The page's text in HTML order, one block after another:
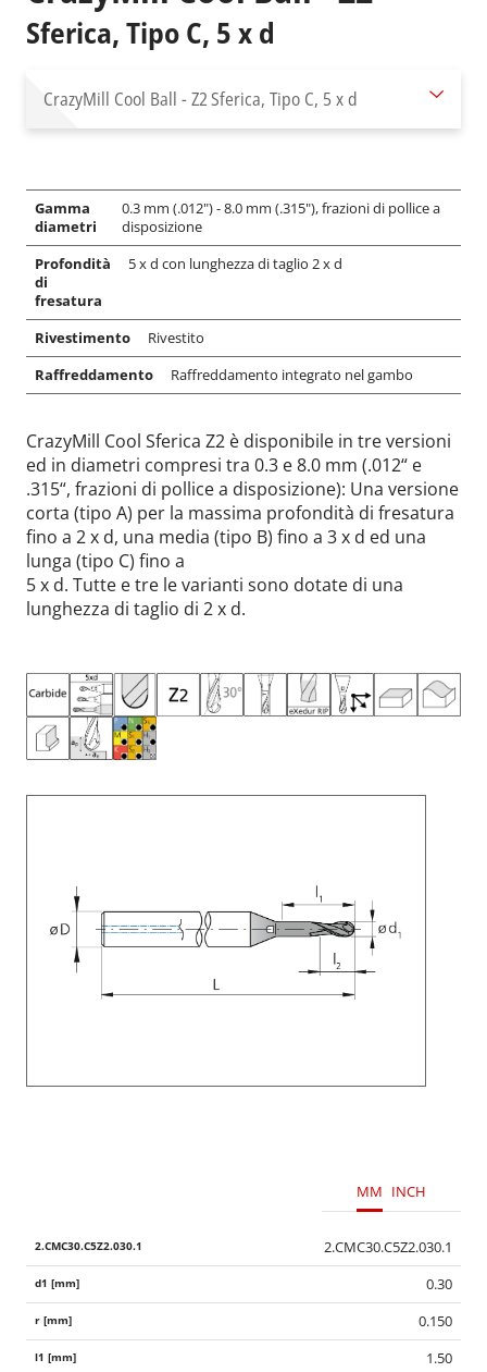
Sferica, Tipo C, 5 x d
CrazyMill Cool Ball - Z2Sferica, Tipo C, 5 x d
Gamma
diametri
0.3 mm (.012") - 8.0 mm (.315"), frazioni di pollice a
disposizione
Profondità
di
fresatura
5 x d con lunghezza di taglio 2 x d
Rivestimento
Rivestito
Raffreddamento
Raffreddamento integrato nel gambo
CrazyMill Cool Sferica Z2 è disponibile in tre versioni
ed in diametri compresi tra 0.3 e 8.0 mm (.012“ e
.315“, frazioni di pollice a disposizione): Una versione
corta (tipo A) per la massima profondità di fresatura
fino a 2 x d, una media (tipo B) fino a 3 x d ed una
lunga (tipo C) fino a
5 x d. Tutte e tre le varianti sono dotate di una
lunghezza di taglio di 2 x d.
MM INCH
2.CMC30.C5Z2.030.1
0.30
0.150
1.50